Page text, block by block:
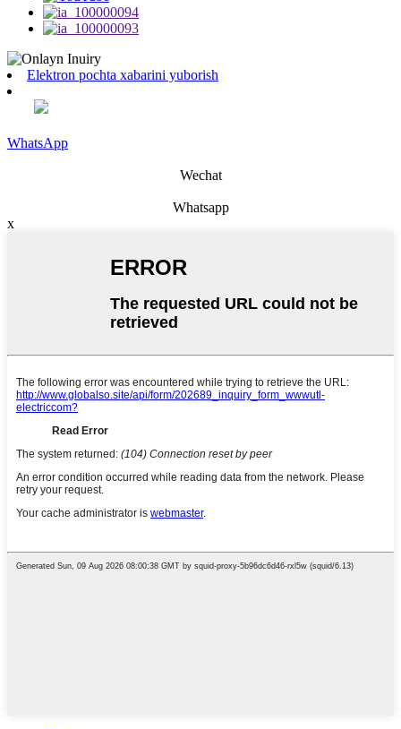
Elektron pochta xabarini yuborish
WhatsApp
Wechat
Whatsapp
x